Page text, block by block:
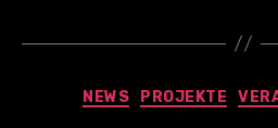
NEWS PROJEKTE